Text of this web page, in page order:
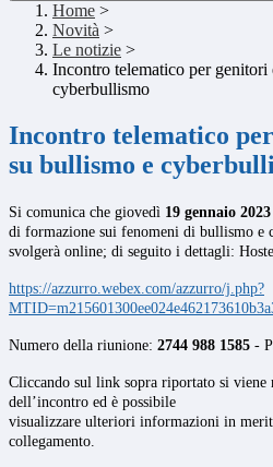
Home >
Novità >
Le notizie >
Incontro telematico per
cyberbullismo
Incontro telematico
su bullismo e
Si comunica che giovedì 19 gennaio
di formazione sui fenomeni di bullismo e
svolgerà online; di seguito i dettagli:
https://azzurro.webex.com/azzurro/j.php?
Numero della riunione: 2744 988 1585 -
Cliccando sul link sopra riportato si viene
dell’incontro ed è possibile
visualizzare ulteriori informazioni in
collegamento.